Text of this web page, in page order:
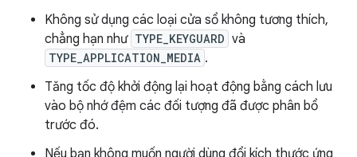
Không sử dụng các loại cửa sổ không tương thích,
chẳng hạn như TYPE_KEYGUARD và
TYPE_APPLICATION_MEDIA .
Tăng tốc độ khởi động lại hoạt động bằng cách lưu
vào bộ nhớ đệm các đối tượng đã được phân bổ
trước đó.
Nếu bạn không muốn người dùng đổi kích thước ứng